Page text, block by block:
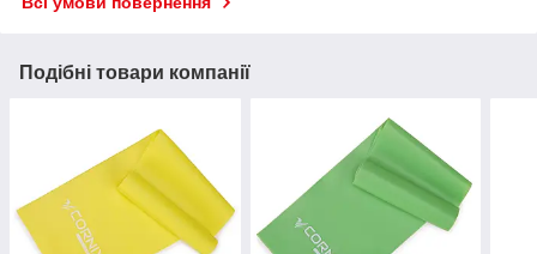
Подібні товари компанії